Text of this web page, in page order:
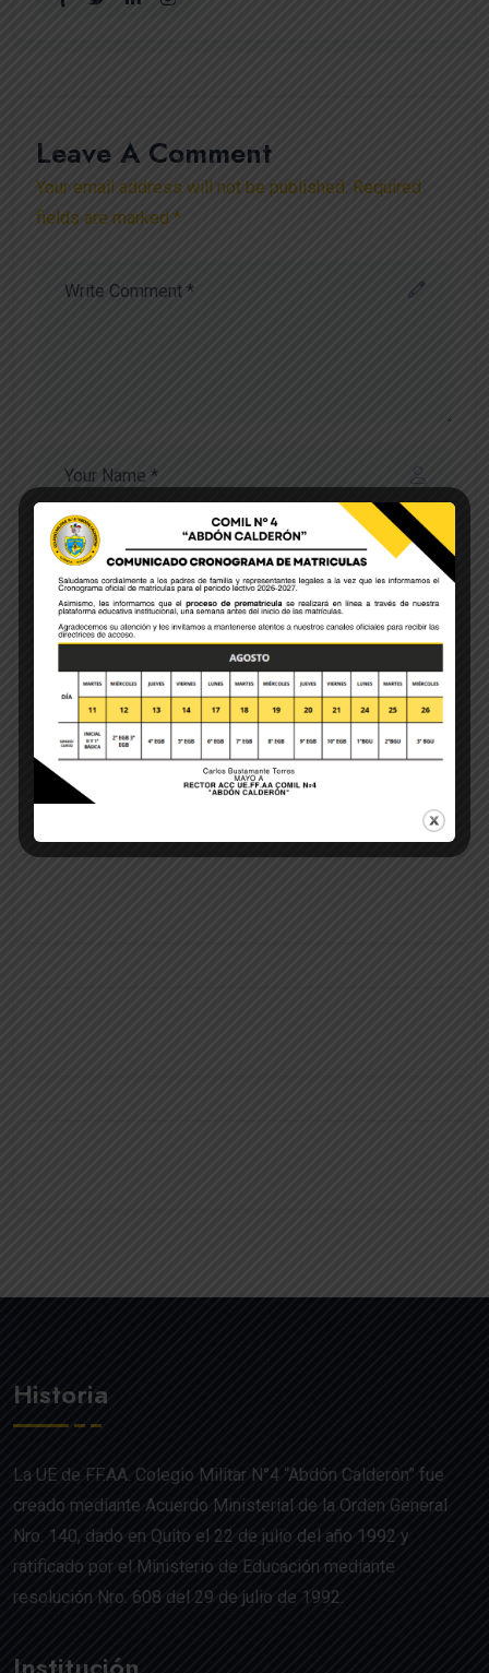
Leave A Comment
Your email address will not be published. Required
fields are marked *
Save my name, email, and website in this browser
for the next time I comment.
POST COMMENT
Historia
La UE de FF.AA. Colegio Militar N°4 “Abdón Calderón” fue
creado mediante Acuerdo Ministerial de la Orden General
Nro. 140, dado en Quito el 22 de julio del año 1992 y
ratificado por el Ministerio de Educación mediante
resolución Nro. 608 del 29 de julio de 1992.